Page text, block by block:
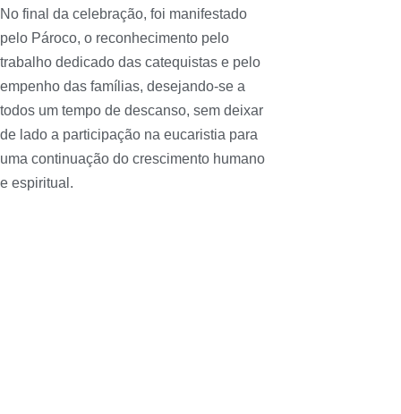
No final da celebração, foi manifestado
pelo Pároco, o reconhecimento pelo
trabalho dedicado das catequistas e pelo
empenho das famílias, desejando-se a
todos um tempo de descanso, sem deixar
de lado a participação na eucaristia para
uma continuação do crescimento humano
e espiritual.